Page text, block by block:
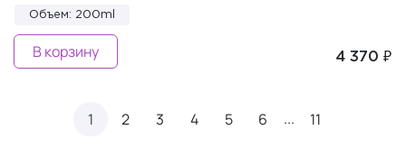
Объем: 200ml
4 370 ₽
В корзину
1 2 3 4 5 6 ... 11